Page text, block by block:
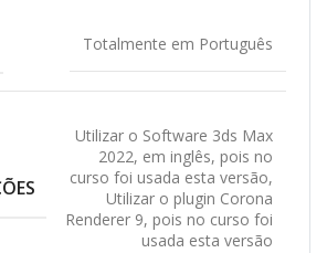
Totalmente em Português
Utilizar o Software 3ds Max
2022, em inglês, pois no
curso foi usada esta versão,
Utilizar o plugin Corona
Renderer 9, pois no curso foi
usada esta versão